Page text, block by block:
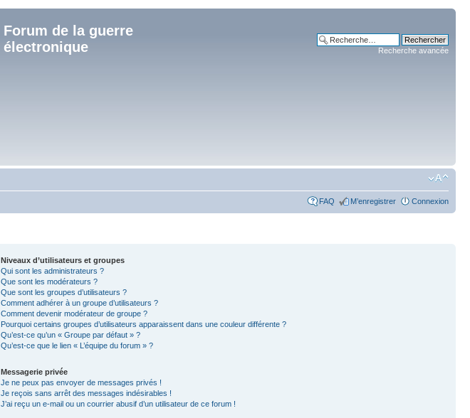
Forum de la guerre
électronique
Recherche avancée
FAQ M’enregistrer Connexion
Niveaux d’utilisateurs et groupes
Qui sont les administrateurs ?
Que sont les modérateurs ?
Que sont les groupes d’utilisateurs ?
Comment adhérer à un groupe d’utilisateurs ?
Comment devenir modérateur de groupe ?
Pourquoi certains groupes d’utilisateurs apparaissent dans une couleur différente ?
Qu’est-ce qu’un « Groupe par défaut » ?
Qu’est-ce que le lien « L’équipe du forum » ?
Messagerie privée
Je ne peux pas envoyer de messages privés !
Je reçois sans arrêt des messages indésirables !
J’ai reçu un e-mail ou un courrier abusif d’un utilisateur de ce forum !